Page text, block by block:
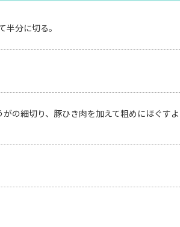
分に切る。
の細切り、豚ひき肉を加えて粗めにほぐす